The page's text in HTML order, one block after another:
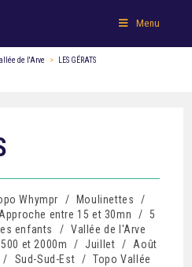
Menu
de l'Arve > LES GÉRATS
Whympr / Moulinettes
/
Approche entre 15 et 30mn / 5
enfants / Vallée de l'Arve
et 2000m / Juillet /
Août
/ Sud-Sud-Est / Topo Vallée